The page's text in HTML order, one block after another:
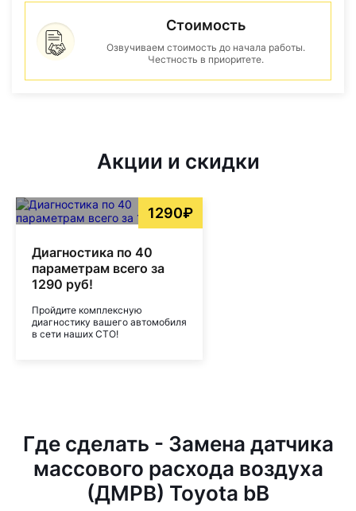
Стоимость
Озвучиваем стоимость до начала работы.
Честность в приоритете.
Акции и скидки
1290₽
Диагностика по 40
параметрам всего за
1290 руб!
Пройдите комплексную
диагностику вашего автомобиля
в сети наших СТО!
Где сделать - Замена датчика
массового расхода воздуха
(ДМРВ) Toyota bB